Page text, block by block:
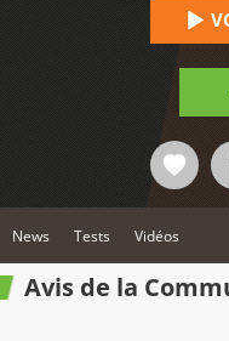
News Tests Vidéos
Avis de la